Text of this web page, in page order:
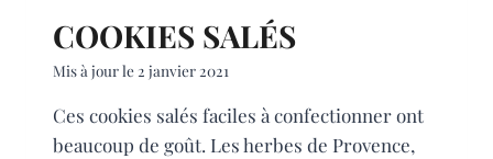
COOKIES SALÉS
Mis à jour le 2 janvier 2021
Ces cookies salés faciles à confectionner ont
beaucoup de goût. Les herbes de Provence,